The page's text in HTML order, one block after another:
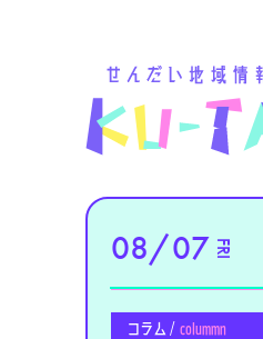
08/07 FRI
コラム / colummn